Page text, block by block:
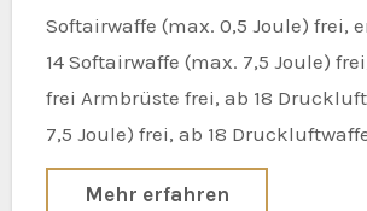
Softairwaffe (max. 0,5 Joule) frei, empfohlen ab
14 Softairwaffe (max. 7,5 Joule)
frei Armbrüste frei, ab 18
7,5 Joule) frei, ab 18
Mehr erfahren